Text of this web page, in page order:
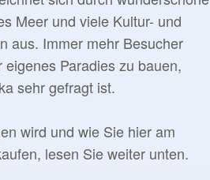
Meer und viele Kultur- und
aus. Immer mehr Besucher
Paradies zu bauen,
sehr gefragt ist.
wird und wie Sie hier am
lesen Sie weiter unten.